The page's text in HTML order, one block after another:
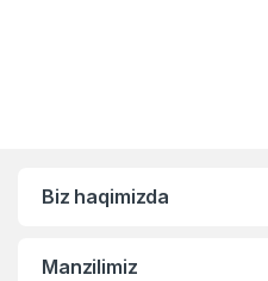
Biz haqimizda
Manzilimiz